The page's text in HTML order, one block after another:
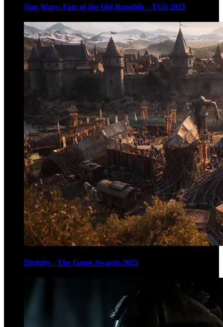
Star Wars: Fate of the Old Republic - TGS 2025
Divinity - The Game Awards 2025